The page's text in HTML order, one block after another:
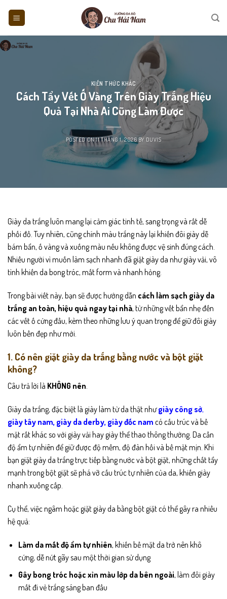
KIẾN THỨC KHÁC
Cách Tẩy Vết Ố Vàng Trên Giày Trắng Hiệu
Quả Tại Nhà Ai Cũng Làm Được
POSTED ON11 THÁNG 1, 2026BY DUVIS
Giày da trắng luôn mang lại cảm giác tinh tế, sang trọng và rất dễ
phối đồ. Tuy nhiên, cũng chính màu trắng này lại khiến đôi giày dễ
bám bẩn, ố vàng và xuống màu nếu không được vệ sinh đúng cách.
Nhiều người vì muốn làm sạch nhanh đã giặt giày da như giày vải, vô
tình khiến da bong tróc, mất form và nhanh hỏng.
Trong bài viết này, bạn sẽ được hướng dẫn cách làm sạch giày da
trắng an toàn, hiệu quả ngay tại nhà, từ những vết bẩn nhẹ đến
các vết ố cứng đầu, kèm theo những lưu ý quan trọng để giữ đôi giày
luôn bền đẹp như mới.
1. Có nên giặt giày da trắng bằng nước và bột giặt
không?
Câu trả lời là KHÔNG nên.
Giày da trắng, đặc biệt là giày làm từ da thật nhưgiày công sở,
giày tây nam, giày da derby, giày đốc nam có cấu trúc và bề
mặt rất khác so với giày vải hay giày thể thao thông thường. Da cần
độ ẩm tự nhiên để giữ được độ mềm, độ đàn hồi và bề mặt mịn. Khi
bạn giặt giày da trắng trực tiếp bằng nước và bột giặt, những chất tẩy
mạnh trong bột giặt sẽ phá vỡ cấu trúc tự nhiên của da, khiến giày
nhanh xuống cấp.
Cụ thể, việc ngâm hoặc giặt giày da bằng bột giặt có thể gây ra nhiều
hệ quả:
Làm da mất độ ẩm tự nhiên, khiến bề mặt da trở nên khô
cứng, dễ nứt gãy sau một thời gian sử dụng
Gây bong tróc hoặc xỉn màu lớp da bên ngoài, làm đôi giày
mất đi vẻ trắng sáng ban đầu